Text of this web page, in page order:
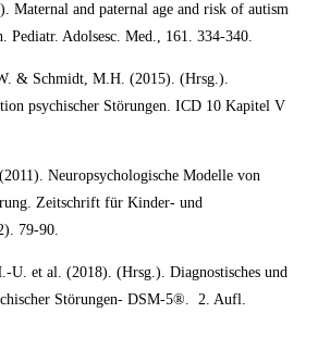
Maternal and paternal age and risk of autism
Pediatr. Adolsesc. Med., 161. 334-340.
& Schmidt, M.H. (2015). (Hrsg.).
psychischer Störungen. ICD 10 Kapitel V
Neuropsychologische Modelle von
Zeitschrift für Kinder- und
79-90.
U. et al. (2018). (Hrsg.). Diagnostisches und
Störungen- DSM-5®. 2. Aufl.